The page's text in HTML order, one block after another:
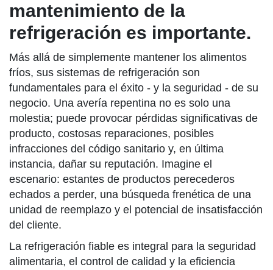
mantenimiento de la
refrigeración es importante.
Más allá de simplemente mantener los alimentos
fríos, sus sistemas de refrigeración son
fundamentales para el éxito - y la seguridad - de su
negocio. Una avería repentina no es solo una
molestia; puede provocar pérdidas significativas de
producto, costosas reparaciones, posibles
infracciones del código sanitario y, en última
instancia, dañar su reputación. Imagine el
escenario: estantes de productos perecederos
echados a perder, una búsqueda frenética de una
unidad de reemplazo y el potencial de insatisfacción
del cliente.
La refrigeración fiable es integral para la seguridad
alimentaria, el control de calidad y la eficiencia